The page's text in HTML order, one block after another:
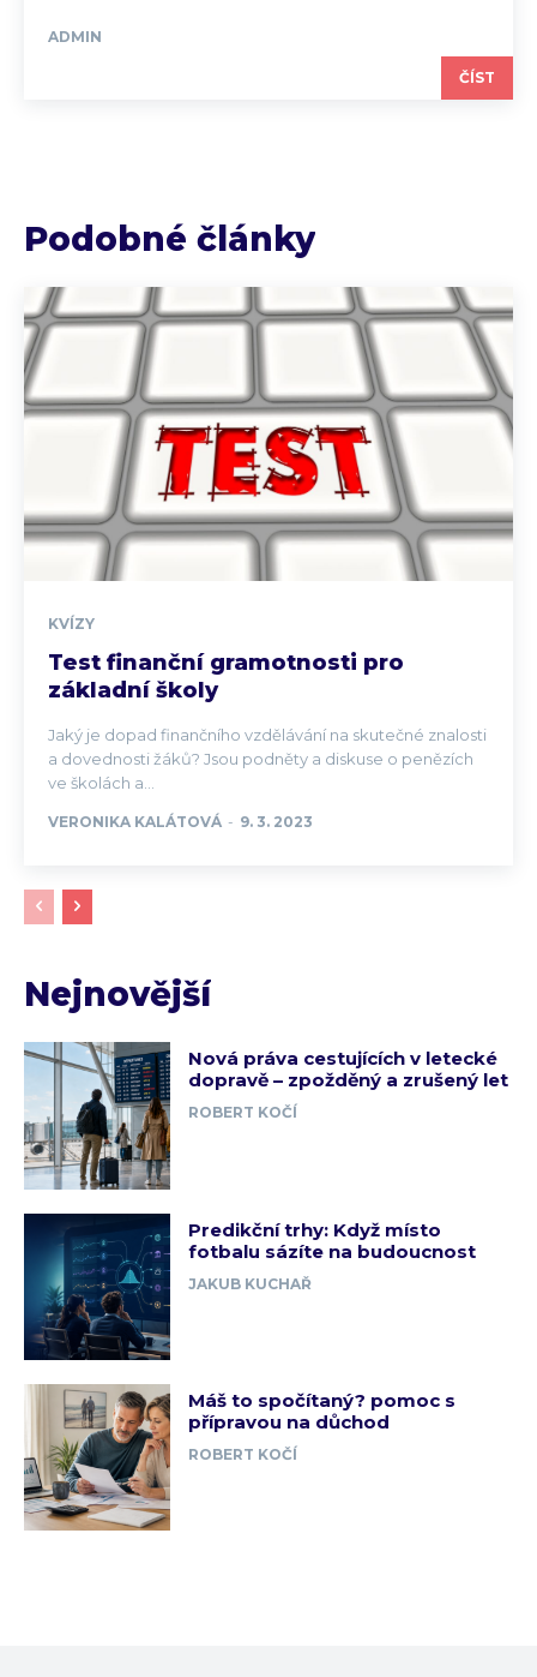
ADMIN
ČÍST
Podobné články
KVÍZY
Test finanční gramotnosti pro
základní školy
Jaký je dopad finančního vzdělávání na skutečné znalosti
a dovednosti žáků? Jsou podněty a diskuse o penězích
ve školách a...
VERONIKA KALÁTOVÁ - 9. 3. 2023
Nejnovější
Nová práva cestujících v letecké
dopravě – zpožděný a zrušený let
ROBERT KOČÍ
Predikční trhy: Když místo
fotbalu sázíte na budoucnost
JAKUB KUCHAŘ
Máš to spočítaný? pomoc s
přípravou na důchod
ROBERT KOČÍ